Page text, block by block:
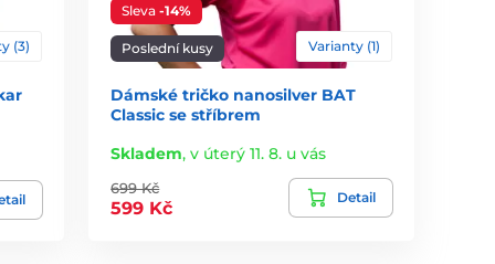
(3)
Sleva-14%
Poslední kusy Varianty (1)
Dámské tričko nanosilver BAT
Classic se stříbrem
Skladem,v úterý 11. 8. u vás
699 Kč
599 Kč
Detail